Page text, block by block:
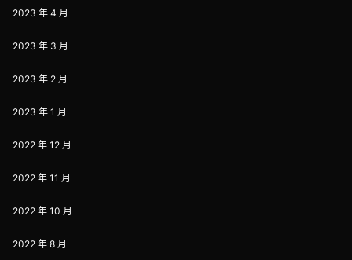
2023 年 4 月
2023 年 3 月
2023 年 2 月
2023 年 1 月
2022 年 12 月
2022 年 11 月
2022 年 10 月
2022 年 8 月